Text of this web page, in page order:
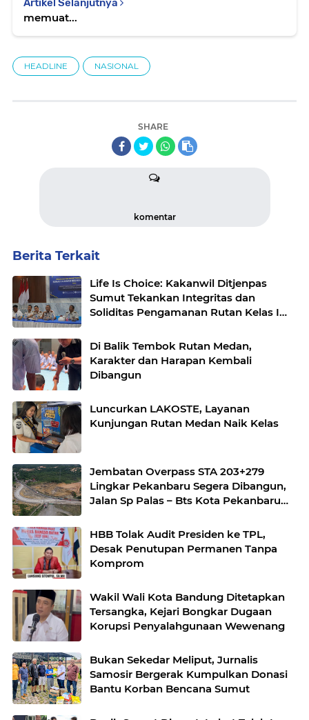
Artikel Selanjutnya
memuat...
HEADLINE NASIONAL
SHARE
komentar
Berita Terkait
Life Is Choice: Kakanwil Ditjenpas
Sumut Tekankan Integritas dan
Soliditas Pengamanan Rutan Kelas I
Di Balik Tembok Rutan Medan,
Karakter dan Harapan Kembali
Dibangun
Luncurkan LAKOSTE, Layanan
Kunjungan Rutan Medan Naik Kelas
Jembatan Overpass STA 203+279
Lingkar Pekanbaru Segera Dibangun,
Jalan Sp Palas – Bts Kota Pekanbaru
Pengalihan Jalur
HBB Tolak Audit Presiden ke TPL,
Desak Penutupan Permanen Tanpa
Komprom
Wakil Wali Kota Bandung Ditetapkan
Tersangka, Kejari Bongkar Dugaan
Korupsi Penyalahgunaan Wewenang
Bukan Sekedar Meliput, Jurnalis
Samosir Bergerak Kumpulkan Donasi
Bantu Korban Bencana Sumut